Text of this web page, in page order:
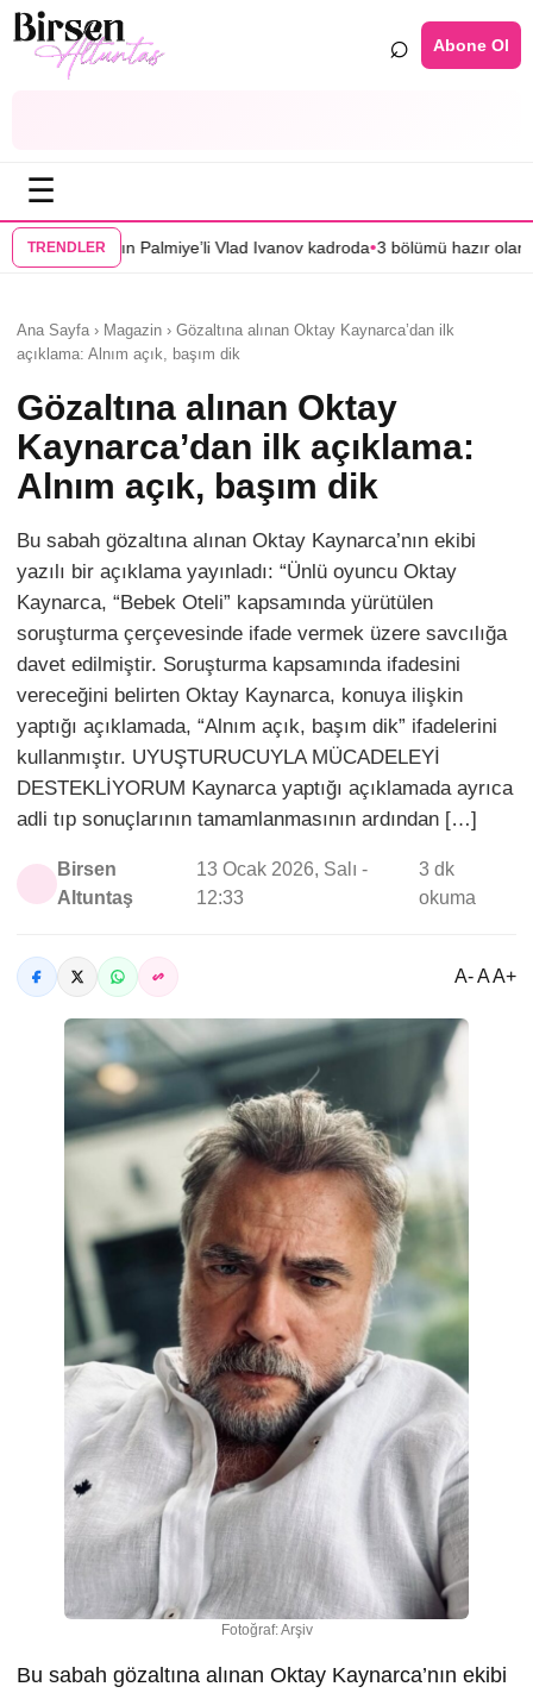
⌕ Abone Ol
☰
TRENDLERVlad Ivanov kadroda•3 bölümü hazır olan “Mercan Köşk”ün
Ana Sayfa › Magazin › Gözaltına alınan Oktay Kaynarca’dan ilk
açıklama: Alnım açık, başım dik
Gözaltına alınan Oktay
Kaynarca’dan ilk açıklama:
Alnım açık, başım dik
Bu sabah gözaltına alınan Oktay Kaynarca’nın ekibi
yazılı bir açıklama yayınladı: “Ünlü oyuncu Oktay
Kaynarca, “Bebek Oteli” kapsamında yürütülen
soruşturma çerçevesinde ifade vermek üzere savcılığa
davet edilmiştir. Soruşturma kapsamında ifadesini
vereceğini belirten Oktay Kaynarca, konuya ilişkin
yaptığı açıklamada, “Alnım açık, başım dik” ifadelerini
kullanmıştır. UYUŞTURUCUYLA MÜCADELEYİ
DESTEKLİYORUM Kaynarca yaptığı açıklamada ayrıca
adli tıp sonuçlarının tamamlanmasının ardından […]
Birsen
Altuntaş
13 Ocak 2026, Salı -
12:33
3 dk
okuma
A- A A+
Fotoğraf: Arşiv
Bu sabah gözaltına alınan Oktay Kaynarca’nın ekibi